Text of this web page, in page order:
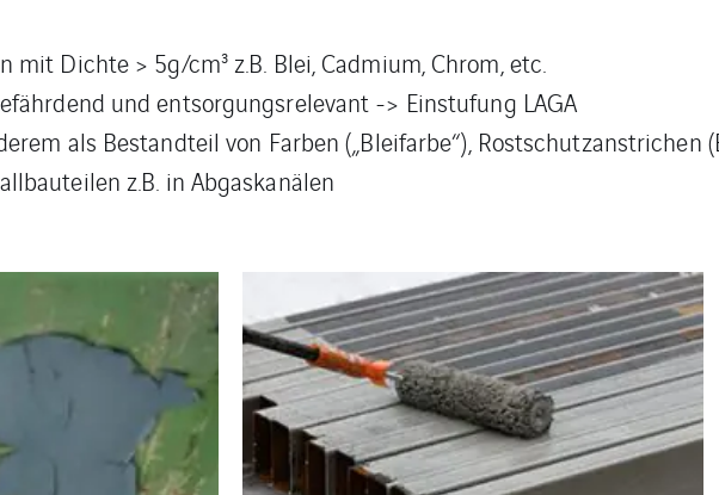
mit Dichte > 5g/cm³ z.B. Blei, Cadmium, Chrom, etc.
und entsorgungsrelevant -> Einstufung LAGA
als Bestandteil von Farben („Bleifarbe“),
z.B. in Abgaskanälen